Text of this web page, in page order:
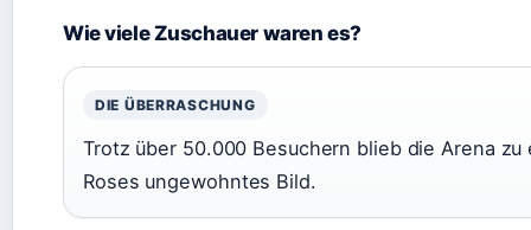
Wie viele Zuschauer waren es?
DIE ÜBERRASCHUNG
Trotz über 50.000 Besuchern blieb die Arena zu
Roses ungewohntes Bild.